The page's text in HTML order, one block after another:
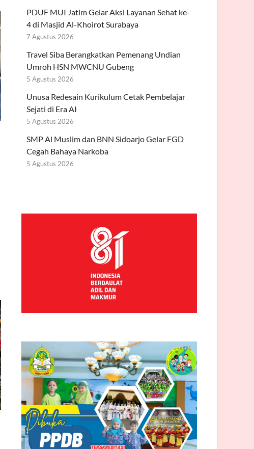
PDUF MUI Jatim Gelar Aksi Layanan Sehat ke-
4 di Masjid Al-Khoirot Surabaya
7 Agustus 2026
Travel Siba Berangkatkan Pemenang Undian
Umroh HSN MWCNU Gubeng
5 Agustus 2026
Unusa Redesain Kurikulum Cetak Pembelajar
Sejati di Era AI
5 Agustus 2026
SMP Al Muslim dan BNN Sidoarjo Gelar FGD
Cegah Bahaya Narkoba
5 Agustus 2026